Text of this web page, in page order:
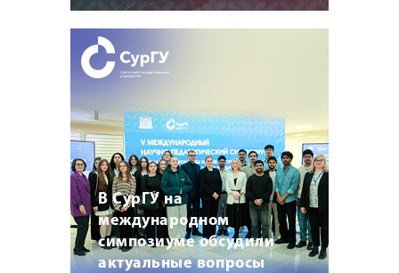
В СурГУ на
международном
симпозиуме обсудили
актуальные вопросы